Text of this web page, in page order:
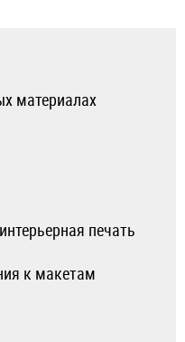
материалах
печать
к макетам